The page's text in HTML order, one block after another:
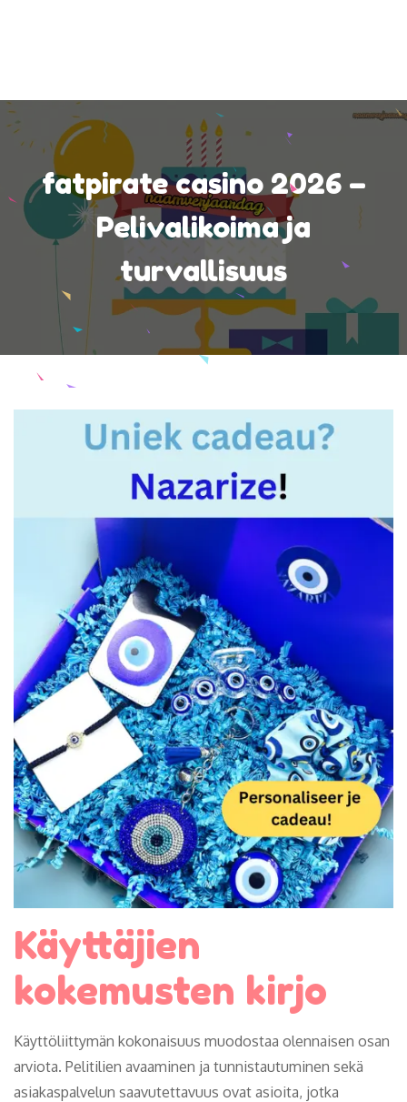
fatpirate casino 2026 –
Pelivalikoima ja
turvallisuus
Käyttäjien
kokemusten kirjo
Käyttöliittymän kokonaisuus muodostaa olennaisen osan
arviota. Pelitilien avaaminen ja tunnistautuminen sekä
asiakaspalvelun saavutettavuus ovat asioita, jotka